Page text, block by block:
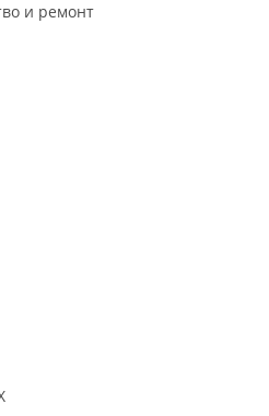
и ремонт